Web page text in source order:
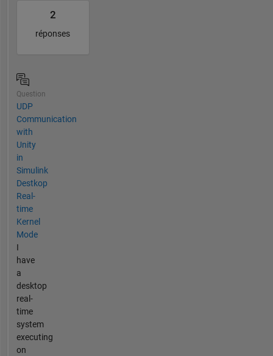
2
réponses
Question
UDP
Communication
with
Unity
in
Simulink
Destkop
Real-
time
Kernel
Mode
I
have
a
desktop
real-
time
system
executing
on